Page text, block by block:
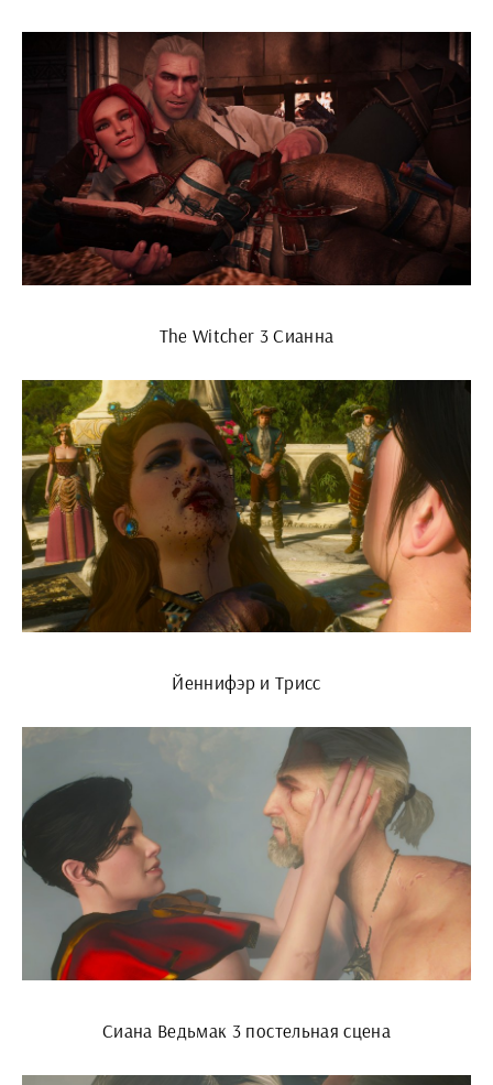
The Witcher 3 Сианна
Йеннифэр и Трисс
Сиана Ведьмак 3 постельная сцена